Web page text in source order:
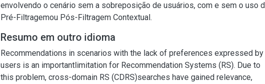
envolvendo o cenário sem a sobreposição de usuários, com e sem o uso
Pré-Filtragemou Pós-Filtragem Contextual.
Resumo em outro idioma
Recommendations in scenarios with the lack of preferences expressed by
users is an importantlimitation for Recommendation Systems (RS). Due to
this problem, cross-domain RS (CDRS)searches have gained relevance,